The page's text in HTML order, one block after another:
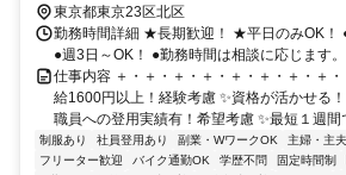
東京都東京23区北区
勤務時間詳細 ★長期歓迎！ ★平日のみOK！
●週3日～OK！ ●勤務時間は相談に応じます。
仕事内容 ＋・＋・＋・＋・＋・＋・＋・＋
給1600円以上！経験考慮 ✨資格が活かせる
職員への登用実績有！希望考慮 ✨最短１週
制服あり 社員登用あり 副業・WワークOK 主婦・主
フリーター歓迎
バイク通勤OK 学歴不問 固定時間制